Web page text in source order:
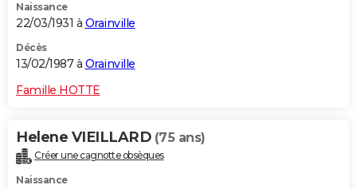
Naissance
22/03/1931 à Orainville
Décès
13/02/1987 à Orainville
Famille HOTTE
Helene VIEILLARD (75 ans)
Créer une cagnotte obsèques
Naissance